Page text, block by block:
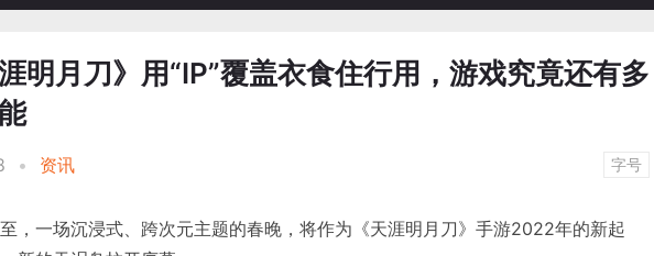
明月刀》用“IP”覆盖衣食住行用，游戏究竟还有多
• 资讯 字号
，一场沉浸式、跨次元主题的春晚，将作为《天涯明月刀》手游2022年的新起